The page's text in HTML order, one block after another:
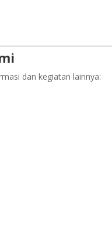
dan kegiatan lainnya: